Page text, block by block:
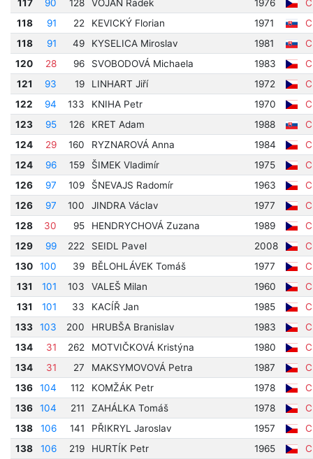
117 90 128 VOJAN Radek 1976
118
91 22 KEVICKÝ Florian 1971
118
91 49 KYSELICA Miroslav 1981
120
28 96 SVOBODOVÁ Michaela 1983
121
93 19 LINHART Jiří 1972
122
94 133 KNIHA Petr 1970
123
95 126 KRET Adam 1988
124
29 160 RYZNAROVÁ Anna 1984
124
96 159 ŠIMEK Vladimír 1975
126
97 109 ŠNEVAJS Radomír 1963
126
97 100 JINDRA Václav 1977
128
30 95 HENDRYCHOVÁ Zuzana 1989
129
99 222 SEIDL Pavel 2008
130
100 39 BĚLOHLÁVEK Tomáš 1977
131
101 103 VALEŠ Milan 1960
131
101 33 KACÍŘ Jan 1985
133
103 200 HRUBŠA Branislav 1983
134
31 262 MOTVIČKOVÁ Kristýna 1980
134
31 27 MAKSYMOVOVÁ Petra 1987
136
104 112 KOMŽÁK Petr 1978
136
104 211 ZAHÁLKA Tomáš 1978
138
106 141 PŘIKRYL Jaroslav 1957
138
106 219 HURTÍK Petr 1965